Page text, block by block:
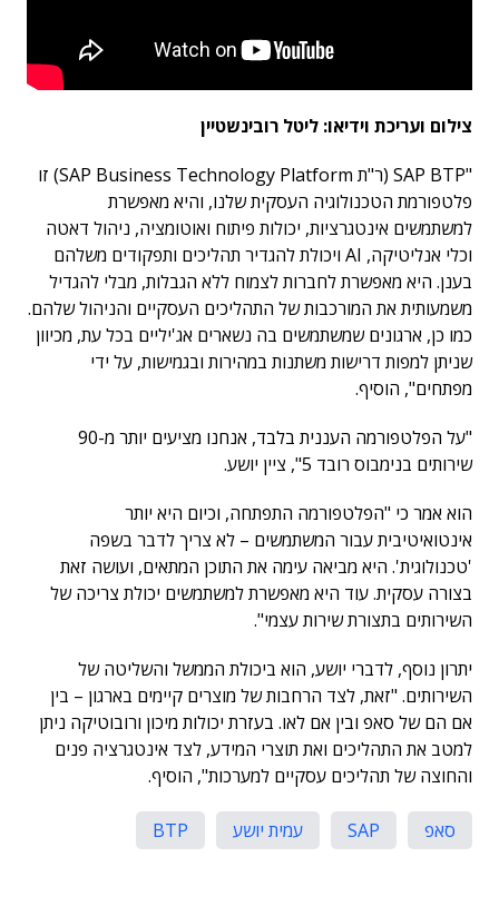
צילום ועריכת וידיאו: ליטל רובינשטיין
"SAP BTP (ר"ת SAP Business Technology Platform) זו
פלטפורמת הטכנולוגיה העסקית שלנו, והיא מאפשרת
למשתמשים אינטגרציות, יכולות פיתוח ואוטומציה, ניהול דאטה
וכלי אנליטיקה, AI ויכולת להגדיר תהליכים ותפקודים משלהם
בענן. היא מאפשרת לחברות לצמוח ללא הגבלות, מבלי להגדיל
משמעותית את המורכבות של התהליכים העסקיים והניהול שלהם.
כמו כן, ארגונים שמשתמשים בה נשארים אג'יליים בכל עת, מכיוון
שניתן למפות דרישות משתנות במהירות ובגמישות, על ידי
מפתחים", הוסיף.
"על הפלטפורמה העננית בלבד, אנחנו מציעים יותר מ-90
שירותים בנימבוס רובד 5", ציין יושע.
הוא אמר כי "הפלטפורמה התפתחה, וכיום היא יותר
אינטואיטיבית עבור המשתמשים – לא צריך לדבר בשפה
'טכנולוגית'. היא מביאה עימה את התוכן המתאים, ועושה זאת
בצורה עסקית. עוד היא מאפשרת למשתמשים יכולת צריכה של
השירותים בתצורת שירות עצמי".
יתרון נוסף, לדברי יושע, הוא ביכולת הממשל והשליטה של
השירותים. "זאת, לצד הרחבות של מוצרים קיימים בארגון – בין
אם הם של סאפ ובין אם לאו. בעזרת יכולות מיכון ורובוטיקה ניתן
למטב את התהליכים ואת תוצרי המידע, לצד אינטגרציה פנים
והחוצה של תהליכים עסקיים למערכות", הוסיף.
סאפ SAP עמית יושע BTP